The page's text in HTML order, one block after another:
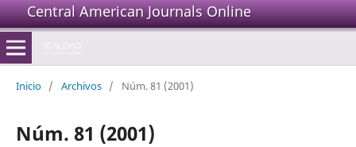
Central American Journals Online
Inicio / Archivos / Núm. 81 (2001)
Núm. 81 (2001)